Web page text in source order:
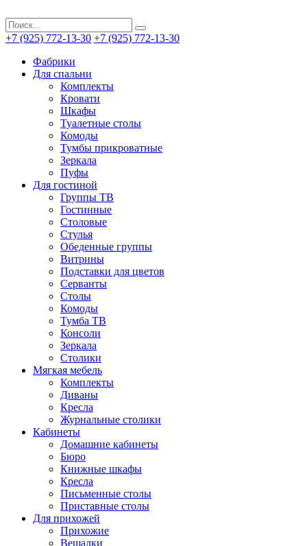
+7 (925) 772-13-30 +7 (925) 772-13-30
Фабрики
Для спальни
Комплекты
Кровати
Шкафы
Туалетные столы
Комоды
Тумбы прикроватные
Зеркала
Пуфы
Для гостиной
Группы ТВ
Гостинные
Столовые
Стулья
Обеденные группы
Витрины
Подставки для цветов
Серванты
Столы
Комоды
Тумба ТВ
Консоли
Зеркала
Столики
Мягкая мебель
Комплекты
Диваны
Кресла
Журнальные столики
Кабинеты
Домашние кабинеты
Бюро
Книжные шкафы
Кресла
Письменные столы
Приставные столы
Для прихожей
Прихожие
Вешалки